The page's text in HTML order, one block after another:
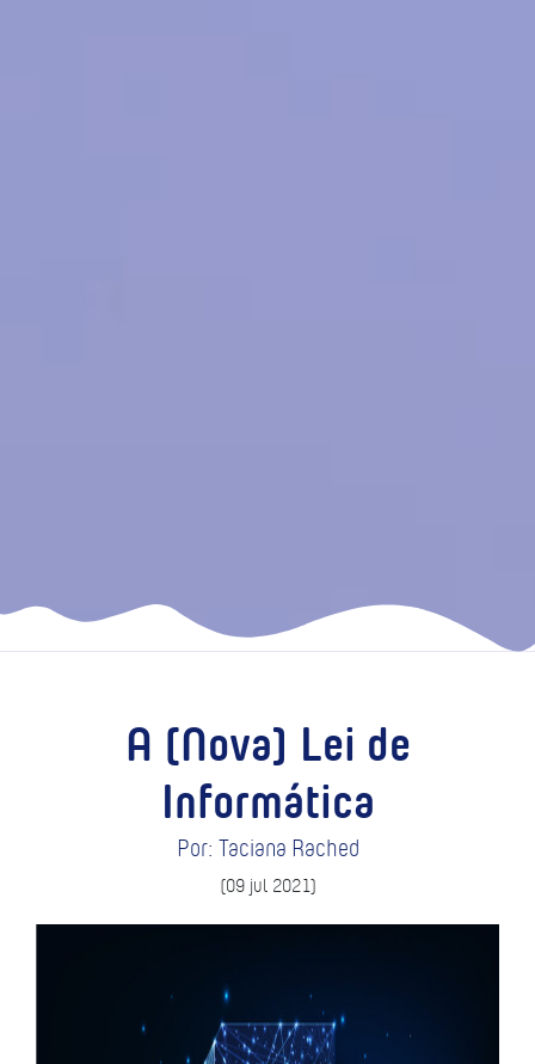
A (Nova) Lei de
Informática
Por: Taciana Rached
(09 jul 2021)